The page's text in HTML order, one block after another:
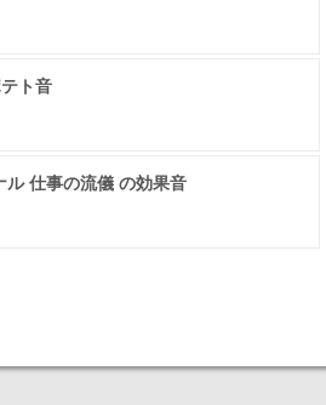
ト音
ル 仕事の流儀 の効果音